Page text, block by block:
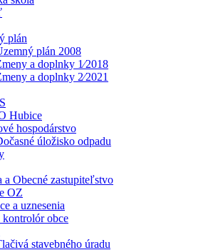
plán
plán 2008
a doplnky 1⁄2018
a doplnky 2⁄2021
Hubice
hospodárstvo
úložisko odpadu
a Obecné zastupiteľstvo
OZ
a uznesenia
obce
stavebného úradu